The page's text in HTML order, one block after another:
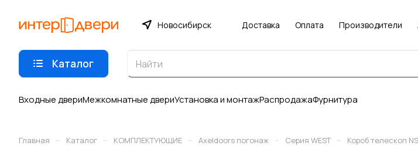
Новосибирск Доставка Оплата Производители
Каталог
Входные двериМежкомнатные двериУстановка и монтажРаспродажаФурнитура
Главная – Каталог – КОМПЛЕКТУЮЩИЕ – Axeldoors погонаж – Серия WEST – Короб телескоп